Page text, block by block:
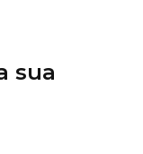
sua